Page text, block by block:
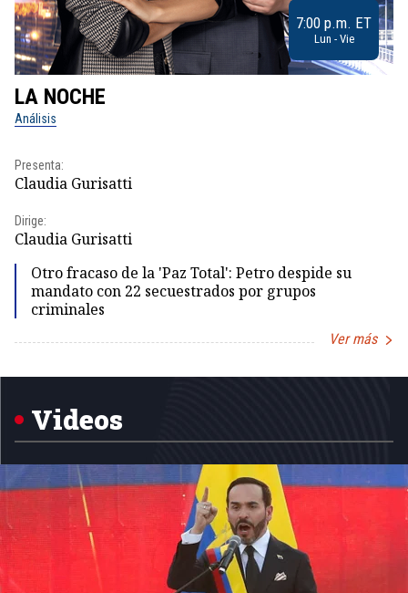
7:00 p.m. ET
Lun - Vie
LA NOCHE
Análisis
Presenta:
Claudia Gurisatti
Dirige:
Claudia Gurisatti
Otro fracaso de la 'Paz Total': Petro despide su
mandato con 22 secuestrados por grupos
criminales
Ver más
Videos